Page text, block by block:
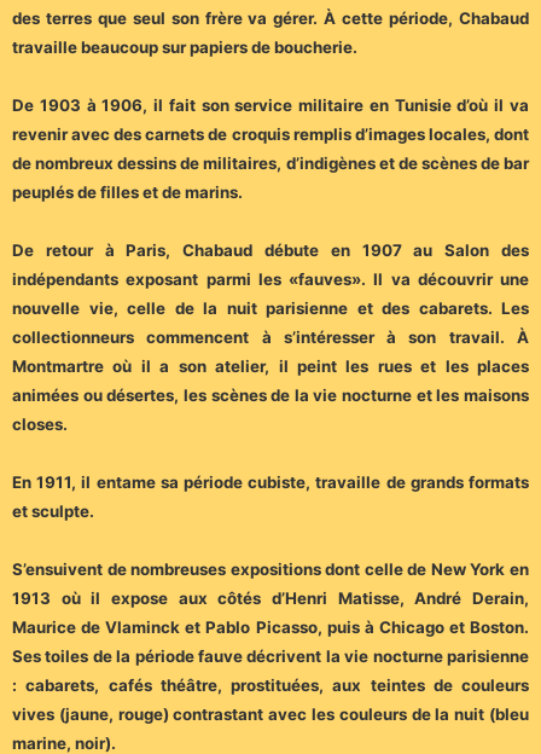
des terres que seul son frère va gérer. À cette période, Chabaud
travaille beaucoup sur papiers de boucherie.
De 1903 à 1906, il fait son service militaire en Tunisie d’où il va
revenir avec des carnets de croquis remplis d’images locales, dont
de nombreux dessins de militaires, d’indigènes et de scènes de bar
peuplés de filles et de marins.
De retour à Paris, Chabaud débute en 1907 au Salon des
indépendants exposant parmi les «fauves». Il va découvrir une
nouvelle vie, celle de la nuit parisienne et des cabarets. Les
collectionneurs commencent à s’intéresser à son travail. À
Montmartre où il a son atelier, il peint les rues et les places
animées ou désertes, les scènes de la vie nocturne et les maisons
closes.
En 1911, il entame sa période cubiste, travaille de grands formats
et sculpte.
S’ensuivent de nombreuses expositions dont celle de New York en
1913 où il expose aux côtés d’Henri Matisse, André Derain,
Maurice de Vlaminck et Pablo Picasso, puis à Chicago et Boston.
Ses toiles de la période fauve décrivent la vie nocturne parisienne
: cabarets, cafés théâtre, prostituées, aux teintes de couleurs
vives (jaune, rouge) contrastant avec les couleurs de la nuit (bleu
marine, noir).